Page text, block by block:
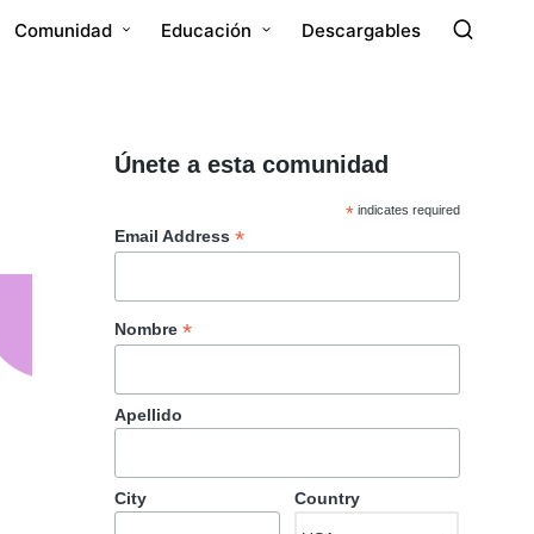
Comunidad Educación Descargables
Únete a esta comunidad
*indicates required
Email Address*
Nombre*
Apellido
City Country